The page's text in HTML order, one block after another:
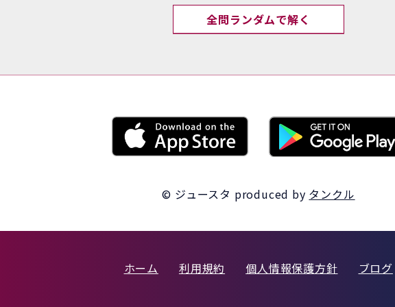
全問ランダムで解く
© ジュースタ produced by タンクル
ホーム 利用規約 個人情報保護方針 ブログ